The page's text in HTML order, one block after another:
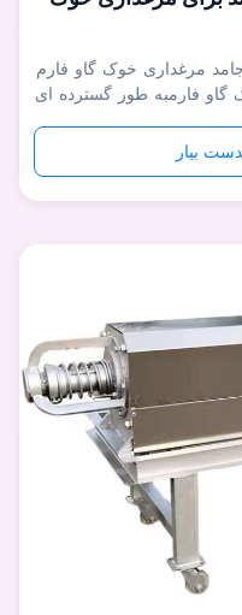
مرغداری خوک گاو فارم
گاو فارمبه طور گسترده ای
مانند شراب، بقایای دارو،
های بیوگاز برای خوک،
بیار